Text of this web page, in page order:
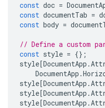
const doc =
const documentTab =
const body =
// Define a custom
const style = {};
style[DocumentApp .
DocumentApp .
style[DocumentApp .
style[DocumentApp .
style[DocumentApp .